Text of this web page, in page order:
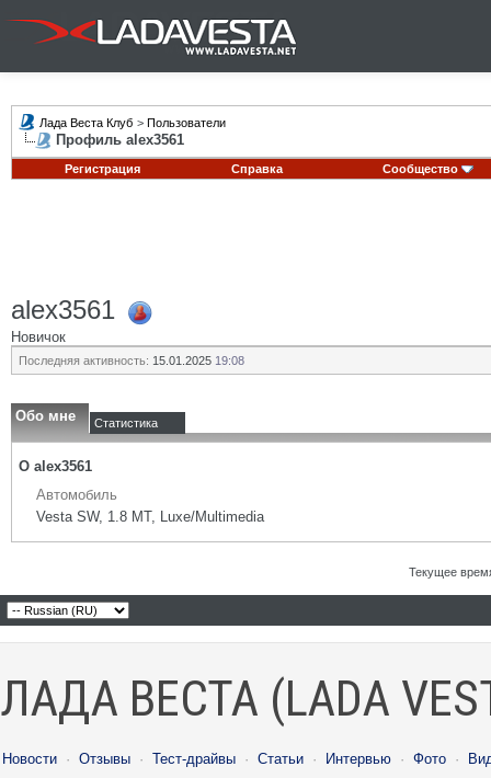
Лада Веста Клуб > Пользователи
Профиль alex3561
Регистрация Справка Сообщество
alex3561
Новичок
Последняя активность: 15.01.2025 19:08
Обо мне Статистика
О alex3561
Автомобиль
Vesta SW, 1.8 MT, Luxe/Multimedia
Текущее
ЛАДА ВЕСТА (LADA
Новости · Отзывы · Тест-драйвы · Статьи · Интервью · Фото ·